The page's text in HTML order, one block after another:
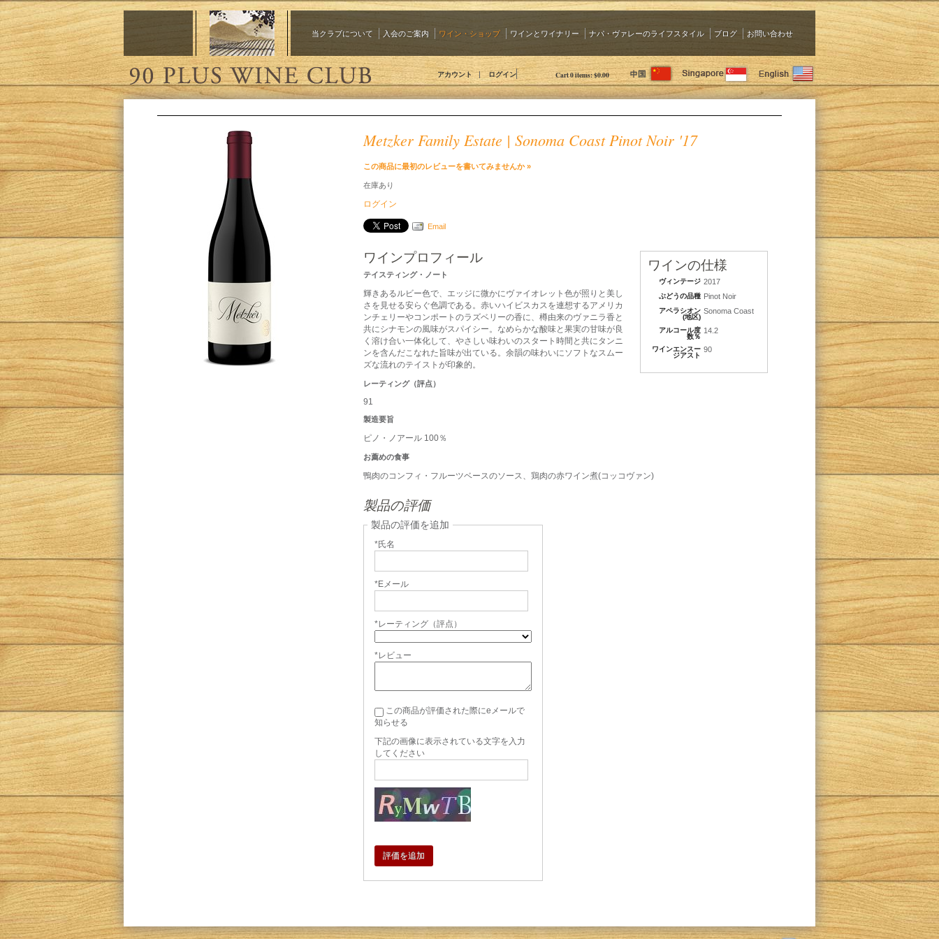
当クラブについて 入会のご案内 ワイン・ショップ ワインとワイナリー ナパ・ヴァレーのライフスタイル ブログ お問い合わせ
Cart0items:$0.00
アカウント ログイン
The 90 Plus Wine Club Jp
Metzker Family Estate | Sonoma Coast Pinot Noir '17
この商品に最初のレビューを書いてみませんか »
在庫あり
ログイン
Email
ワインの仕様
ヴィンテージ 2017
ぶどうの品種 Pinot Noir
アペラシオン
(地区)
Sonoma Coast
アルコール度
数％
14.2
ワインエンスー
ジアスト
90
ワインプロフィール
テイスティング・ノート
輝きあるルビー色で、エッジに微かにヴァイオレット色が照りと美し
さを見せる安らぐ色調である。赤いハイビスカスを連想するアメリカ
ンチェリーやコンポートのラズベリーの香に、樽由来のヴァニラ香と
共にシナモンの風味がスパイシー。なめらかな酸味と果実の甘味が良
く溶け合い一体化して、やさしい味わいのスタート時間と共にタンニ
ンを含んだこなれた旨味が出ている。余韻の味わいにソフトなスムー
ズな流れのテイストが印象的。
レーティング（評点）
91
製造要旨
ピノ・ノアール 100％
お薦めの食事
鴨肉のコンフィ・フルーツベースのソース、鶏肉の赤ワイン煮(コッコヴァン)
製品の評価
製品の評価を追加
*氏名
*Eメール
*レーティング（評点）
*レビュー
知らせる
下記の画像に表示されている文字を入力
してください
評価を追加